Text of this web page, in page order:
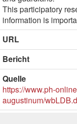
This participatory
information is
URL
Bericht
Quelle
https://www.ph-
augustinum/